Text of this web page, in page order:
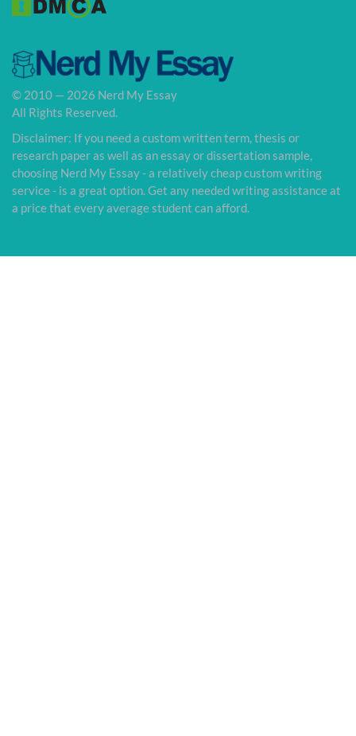
© 2010 — 2026 Nerd My Essay
All Rights Reserved.
Disclaimer: If you need a custom written term, thesis or
research paper as well as an essay or dissertation sample,
choosing Nerd My Essay - a relatively cheap custom writing
service - is a great option. Get any needed writing assistance at
a price that every average student can afford.